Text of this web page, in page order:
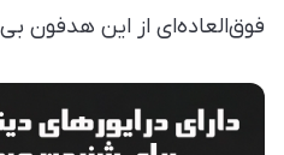
فوق‌العاده‌ای از این هدفون